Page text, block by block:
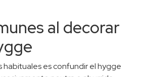
al decorar
habituales es confundir el hygge